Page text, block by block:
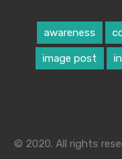
awareness
image post
© 2020. All rights